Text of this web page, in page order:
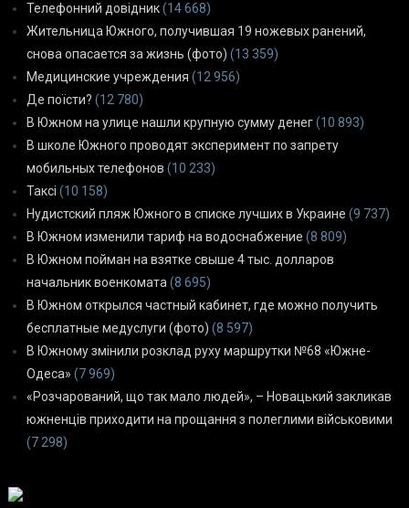
Телефонний довідник(14 668)
Жительница Южного, получившая 19 ножевых ранений,
снова опасается за жизнь (фото) (13 359)
Медицинские учреждения (12 956)
Де поїсти? (12 780)
В Южном на улице нашли крупную сумму денег(10 893)
В школе Южного проводят эксперимент по запрету
мобильных телефонов (10 233)
Таксі (10 158)
Нудистский пляж Южного в списке лучших в Украине (9 737)
В Южном изменили тариф на водоснабжение (8 809)
В Южном пойман на взятке свыше 4 тыс. долларов
начальник военкомата(8 695)
В Южном открылся частный кабинет, где можно получить
бесплатные медуслуги (фото) (8 597)
В Южному змінили розклад руху маршрутки №68 «Южне-
Одеса» (7 969)
«Розчарований, що так мало людей», – Новацький закликав
южненців приходити на прощання з полеглими військовими
(7 298)